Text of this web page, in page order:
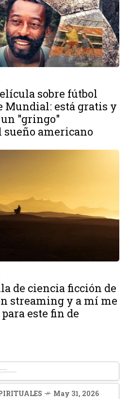
sobre fútbol
Mundial: está gratis y
un "gringo"
americano
de ciencia ficción de
streaming y a mí me
este fin de
May 31, 2026